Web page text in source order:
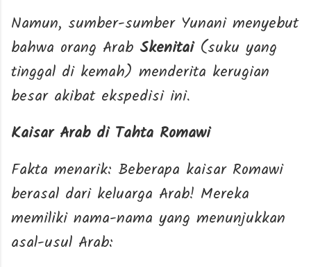
Namun, sumber-sumber Yunani menyebut
bahwa orang Arab Skenitai(suku yang
tinggal di kemah) menderita kerugian
besar akibat ekspedisi ini.
Kaisar Arab di Tahta Romawi
Fakta menarik: Beberapa kaisar Romawi
berasal dari keluarga Arab! Mereka
memiliki nama-nama yang menunjukkan
asal-usul Arab: